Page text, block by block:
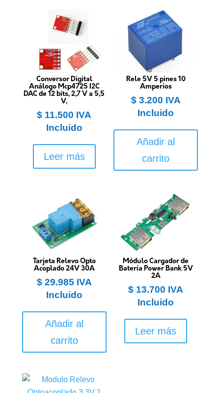
Conversor Digital
Análogo Mcp4725 I2C
DAC de 12 bits, 2,7 V a 5,5
V,
$ 11.500 IVA
Incluido
Leer más
Rele 5V 5 pines 10
Amperios
$3.200 IVA
Incluido
Añadir al
carrito
Tarjeta Relevo Opto
Acoplado 24V 30A
$29.985 IVA
Incluido
Añadir al
carrito
Módulo Cargador de
Batería Power Bank 5V
2A
$ 13.700 IVA
Incluido
Leer más